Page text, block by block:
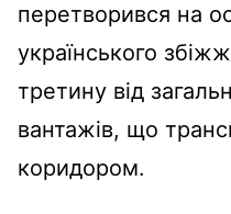
перетворився на
українського
третину від
вантажів, що
коридором.